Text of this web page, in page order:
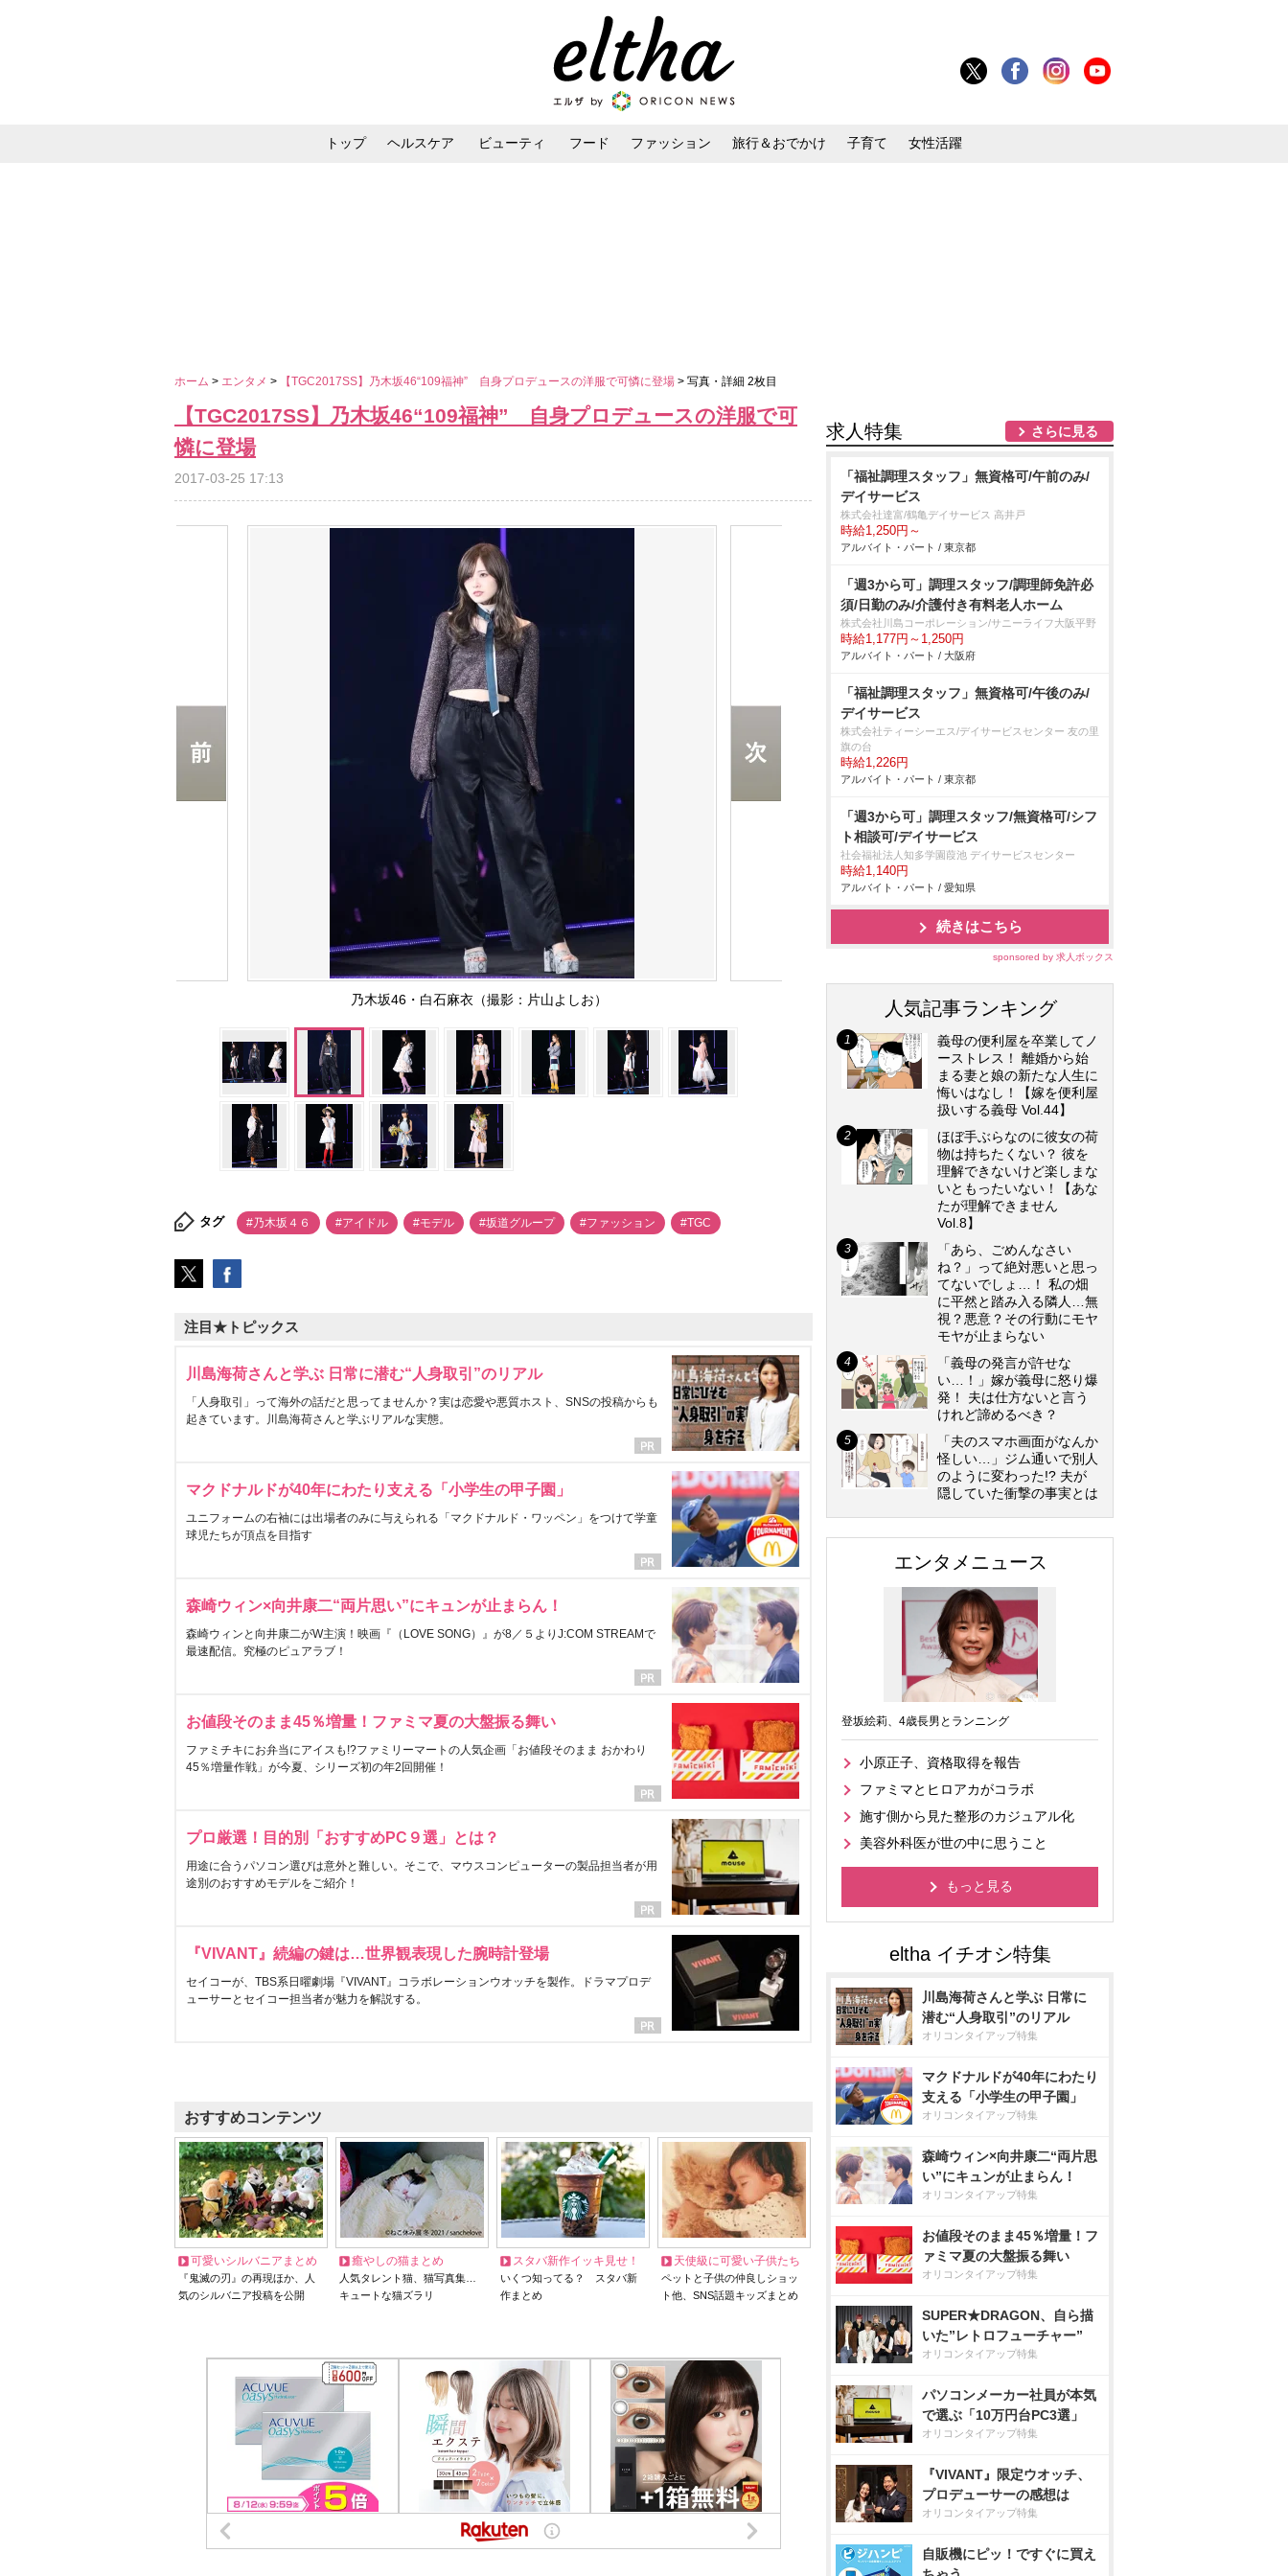
トップ ヘルスケア ビューティ フード ファッション 旅行＆おでかけ 子育て 女性活躍
ホーム > エンタメ > 【TGC2017SS】乃木坂46“109福神” 自身プロデュースの洋服で可憐に登場 > 写真・詳細 2枚目
【TGC2017SS】乃木坂46“109福神” 自身プロデュースの洋服で可
憐に登場
2017-03-25 17:13
乃木坂46・白石麻衣（撮影：片山よしお）
タグ #乃木坂４６ #アイドル #モデル #坂道グループ #ファッション #TGC
注目★トピックス
川島海荷さんと学ぶ 日常に潜む“人身取引”のリアル
「人身取引」って海外の話だと思ってませんか？実は恋愛や悪質ホスト、SNSの投稿からも
起きています。川島海荷さんと学ぶリアルな実態。
マクドナルドが40年にわたり支える「小学生の甲子園」
ユニフォームの右袖には出場者のみに与えられる「マクドナルド・ワッペン」をつけて学童
球児たちが頂点を目指す
森崎ウィン×向井康二“両片思い”にキュンが止まらん！
森崎ウィンと向井康二がW主演！映画『（LOVE SONG）』が8／５よりJ:COM STREAMで
最速配信。究極のピュアラブ！
お値段そのまま45％増量！ファミマ夏の大盤振る舞い
ファミチキにお弁当にアイスも!?ファミリーマートの人気企画「お値段そのまま おかわり
45％増量作戦」が今夏、シリーズ初の年2回開催！
プロ厳選！目的別「おすすめPC９選」とは？
用途に合うパソコン選びは意外と難しい。そこで、マウスコンピューターの製品担当者が用
途別のおすすめモデルをご紹介！
『VIVANT』続編の鍵は…世界観表現した腕時計登場
セイコーが、TBS系日曜劇場『VIVANT』コラボレーションウオッチを製作。ドラマプロデ
ューサーとセイコー担当者が魅力を解説する。
おすすめコンテンツ
可愛いシルバニアまとめ
『鬼滅の刃』の再現ほか、人
気のシルバニア投稿を公開
癒やしの猫まとめ
人気タレント猫、猫写真集…
キュートな猫ズラリ
スタバ新作イッキ見せ！
いくつ知ってる？ スタバ新
作まとめ
天使級に可愛い子供たち
ペットと子供の仲良しショッ
ト他、SNS話題キッズまとめ
求人特集 さらに見る
「福祉調理スタッフ」無資格可/午前のみ/
デイサービス
株式会社達富/鶴亀デイサービス 高井戸
時給1,250円～
アルバイト・パート / 東京都
「週3から可」調理スタッフ/調理師免許必
須/日勤のみ/介護付き有料老人ホーム
株式会社川島コーポレーション/サニーライフ大阪平野
時給1,177円～1,250円
アルバイト・パート / 大阪府
「福祉調理スタッフ」無資格可/午後のみ/
デイサービス
株式会社ティーシーエス/デイサービスセンター 友の里
旗の台
時給1,226円
アルバイト・パート / 東京都
「週3から可」調理スタッフ/無資格可/シフ
ト相談可/デイサービス
社会福祉法人知多学園葭池 デイサービスセンター
時給1,140円
アルバイト・パート / 愛知県
続きはこちら
sponsored by 求人ボックス
人気記事ランキング
義母の便利屋を卒業してノ
ーストレス！ 離婚から始
まる妻と娘の新たな人生に
悔いはなし！【嫁を便利屋
扱いする義母 Vol.44】
ほぼ手ぶらなのに彼女の荷
物は持ちたくない？ 彼を
理解できないけど楽しまな
いともったいない！【あな
たが理解できません
Vol.8】
「あら、ごめんなさい
ね？」って絶対悪いと思っ
てないでしょ…！ 私の畑
に平然と踏み入る隣人…無
視？悪意？その行動にモヤ
モヤが止まらない
「義母の発言が許せな
い…！」嫁が義母に怒り爆
発！ 夫は仕方ないと言う
けれど諦めるべき？
「夫のスマホ画面がなんか
怪しい…」ジム通いで別人
のように変わった!? 夫が
隠していた衝撃の事実とは
エンタメニュース
登坂絵莉、4歳長男とランニング
小原正子、資格取得を報告
ファミマとヒロアカがコラボ
施す側から見た整形のカジュアル化
美容外科医が世の中に思うこと
もっと見る
川島海荷さんと学ぶ 日常に
潜む“人身取引”のリアル
オリコンタイアップ特集
マクドナルドが40年にわたり
支える「小学生の甲子園」
オリコンタイアップ特集
森崎ウィン×向井康二“両片思
い”にキュンが止まらん！
オリコンタイアップ特集
お値段そのまま45％増量！フ
ァミマ夏の大盤振る舞い
オリコンタイアップ特集
SUPER★DRAGON、自ら描
いた”レトロフューチャー”
オリコンタイアップ特集
パソコンメーカー社員が本気
で選ぶ「10万円台PC3選」
オリコンタイアップ特集
『VIVANT』限定ウオッチ、
プロデューサーの感想は
オリコンタイアップ特集
自販機にピッ！ですぐに買え